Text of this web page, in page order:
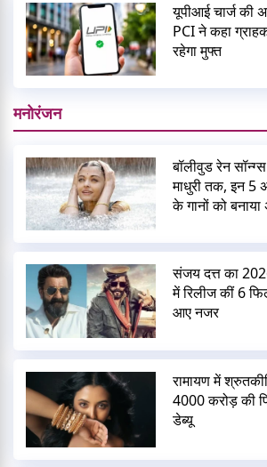
यूपीआई चार्ज की
PCI ने कहा
रहेगा मुफ्त
मनोरंजन
बॉलीवुड रेन
माधुरी तक, इन 5
के गानों को
संजय दत्त का
में रिलीज कीं 6
आए नजर
रामायण में
4000 करोड़ की
डेब्यू